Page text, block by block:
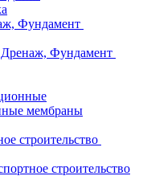
Фундамент
Дренаж, Фундамент
мембраны
строительство
строительство